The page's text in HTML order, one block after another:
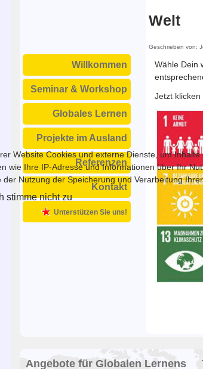
Willkommen
Seminar & Workshop
Globales Lernen
Projekte im Ausland
Referenzen
Kontakt
Unterstützen Sie uns!
Welt
Geschrieben von:
Wähle Dein
Jetzt klicken
Angebote für Globalen Lernens
Website Cookies und externe Dienste, um
wie Ihre IP-Adresse und Informationen über Ihr
der Nutzung der Speicherung und Verarbeitung
stimme nicht zu